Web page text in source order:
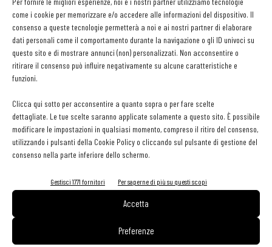
come i cookie per memorizzare e/o accedere alle informazioni del dispositivo. Il
consenso a queste tecnologie permetterà a noi e ai nostri partner di elaborare
dati personali come il comportamento durante la navigazione o gli ID univoci su
questo sito e di mostrare annunci (non) personalizzati. Non acconsentire o
ritirare il consenso può influire negativamente su alcune caratteristiche e
funzioni.
Clicca qui sotto per acconsentire a quanto sopra o per fare scelte
dettagliate. Le tue scelte saranno applicate solamente a questo sito. È possibile
modificare le impostazioni in qualsiasi momento, compreso il ritiro del consenso,
utilizzando i pulsanti della Cookie Policy o cliccando sul pulsante di gestione del
consenso nella parte inferiore dello schermo.
Gestisci 1771 fornitori Per saperne di più su questi scopi
Accetta
Preferenze
al pompelmo; sfumare con Martini e quindi aggiungere la panna.
Cuocere per 20 minuti. a fuoco dolce. Frullare il tutto con il mixer.
Passare al setaccio. Far bollire il brodo, aggiungere le Pepite e i
pisellini gelo. Cuocere 7 minuti scolare e sciacquare per 1 secondo
in acqua corrente. Condire le Pepite con il Parmigiano e
caldo in forno. Tagliare le cappesante a fette sottili, condire con
olio evo e maggiorana. Togliere il timballo dal forno, condire con
salsa alla curcuma e adagiarvi le fettine di cappesante. Finire con
foglioline di maggiorana, cubetti di ananas e pepe al pompelmo
Costo delle merci a porzione: 2,60 euro